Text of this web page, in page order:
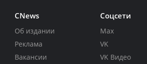
CNews
Об издании
Реклама
Вакансии
Соцсети
Max
VK
VK Видео